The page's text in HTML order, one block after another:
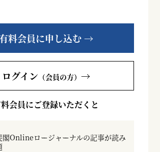
有料会員に申し込む →
ログイン （会員の方） →
会員にご登録いただくと
閣Onlineロージャーナルの記事が読み